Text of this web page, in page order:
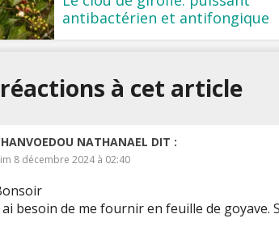
antibactérien et antifongique
à cet article
NATHANAEL DIT :
8 décembre 2024 à 02:40
ai besoin de me fournir en feuille de goyave.